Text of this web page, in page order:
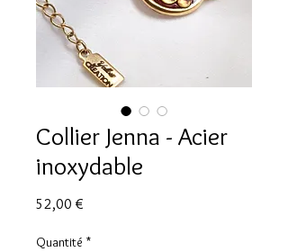
Collier Jenna - Acier
inoxydable
52,00 €
Quantité *